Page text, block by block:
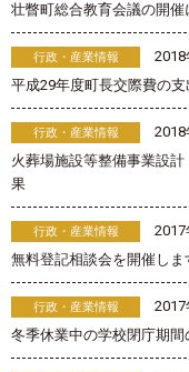
壮瞥町総合教育会議の開催
行政・産業情報
2018
平成29年度町長交際費の
行政・産業情報
2018
火葬場施設等整備事業設
果
行政・産業情報
2017
無料登記相談会を開催しま
行政・産業情報
2017
冬季休業中の学校閉庁期間